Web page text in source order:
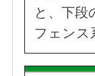
と、下段
フェンス